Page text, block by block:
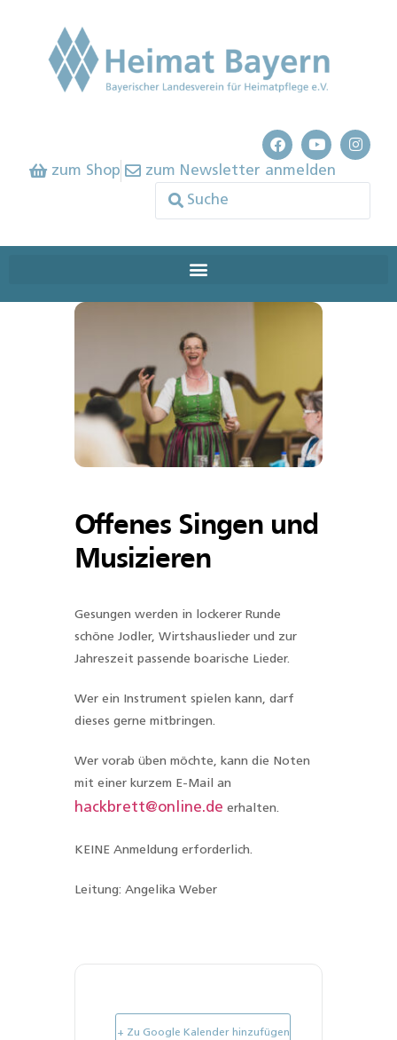
zum Shop zum Newsletter anmelden
Offenes Singen und
Musizieren
Gesungen werden in lockerer Runde
schöne Jodler, Wirtshauslieder und zur
Jahreszeit passende boarische Lieder.
Wer ein Instrument spielen kann, darf
dieses gerne mitbringen.
Wer vorab üben möchte, kann die Noten
mit einer kurzem E-Mail an
hackbrett@online.de erhalten.
KEINE Anmeldung erforderlich.
Leitung: Angelika Weber
+ Zu Google Kalender hinzufügen